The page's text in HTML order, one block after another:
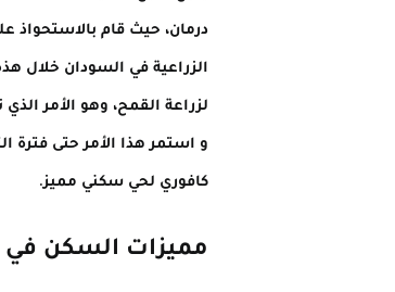
درمان، حيث قام
الزراعية في السودان خلال
لزراعة القمح، وهو الأمر
و استمر هذا الأمر حتى فترة
كافوري لحي سكني مميز.
مميزات السكن في